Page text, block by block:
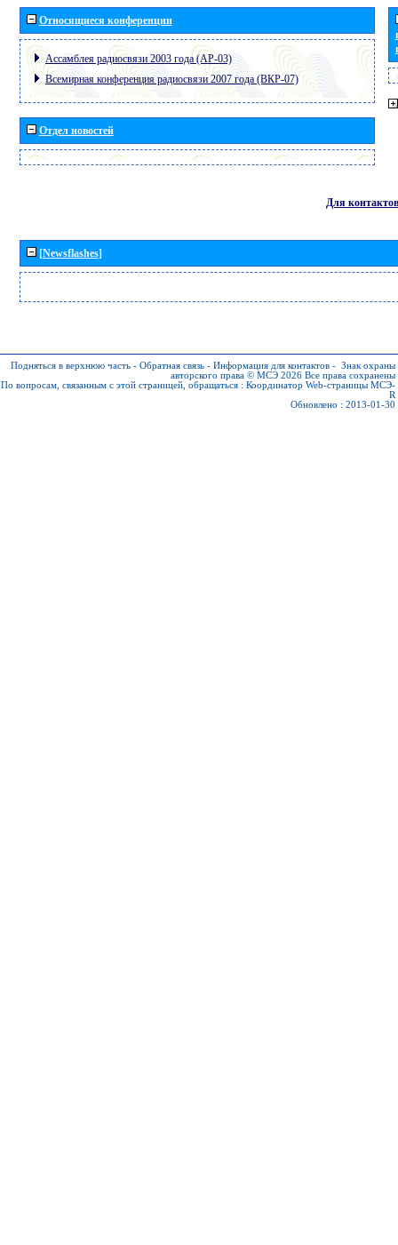
Относящиеся конференции
Ассамблея радиосвязи 2003 года (АР-03)
Всемирная конференция радиосвязи 2007 года (ВКР-07)
Отдел новостей
Для контактов
[Newsflashes]
Подняться в верхнюю часть - Обратная связь - Информация для контактов - Знак охраны
авторского права © МСЭ 2026 Все права сохранены
По вопросам, связанным с этой страницей, обращаться : Координатор Web-страницы МСЭ-
R
Обновлено : 2013-01-30